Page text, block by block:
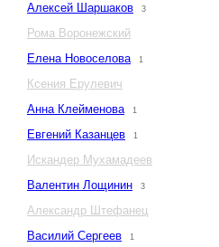
Алексей Шаршаков 3
Рома Воронежский
Елена Новоселова
1
Ксения Ерулевич
Анна Клейменова
1
Евгений Казанцев 1
Искандер Мухамадеев
Валентин Лощинин
3
Александр Штефанец
Василий Сергеев
1